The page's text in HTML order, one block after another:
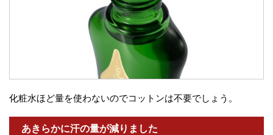
化粧水ほど量を使わないのでコットンは不要でしょう。
あきらかに汗の量が減りました